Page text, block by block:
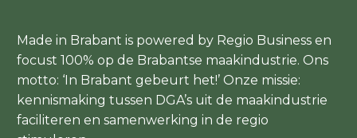
Made in Brabant is powered by Regio Business en
focust 100% op de Brabantse maakindustrie. Ons
motto: ‘In Brabant gebeurt het!’ Onze missie:
kennismaking tussen DGA’s uit de maakindustrie
faciliteren en samenwerking in de regio